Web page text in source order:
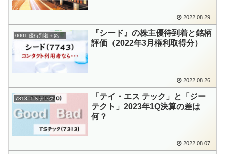
2022.08.29
0001 優待到着＋銘柄評価
『シード』の株主優待到着と銘柄
評価（2022年3月権利取得分）
2022.08.26
7313 ＴＳテック
「テイ・エス テック」と「ジー
テクト」2023年1Q決算の差は
何？
2022.08.07